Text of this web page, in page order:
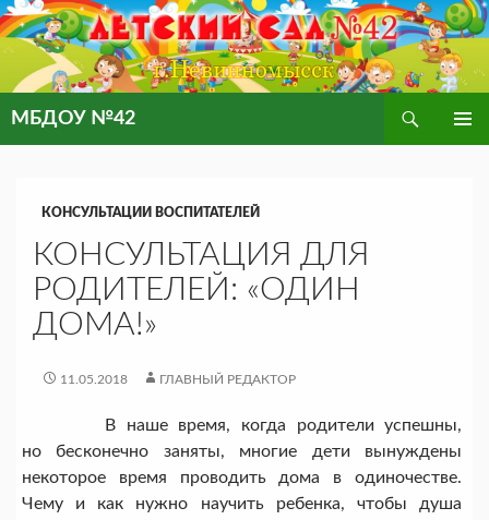
МБДОУ №42
Поиск
КОНСУЛЬТАЦИИ ВОСПИТАТЕЛЕЙ
КОНСУЛЬТАЦИЯ ДЛЯ
РОДИТЕЛЕЙ: «ОДИН
ДОМА!»
11.05.2018 ГЛАВНЫЙ РЕДАКТОР
В наше время, когда родители успешны,
но бесконечно заняты, многие дети вынуждены
некоторое время проводить дома в одиночестве.
Чему и как нужно научить ребенка, чтобы душа